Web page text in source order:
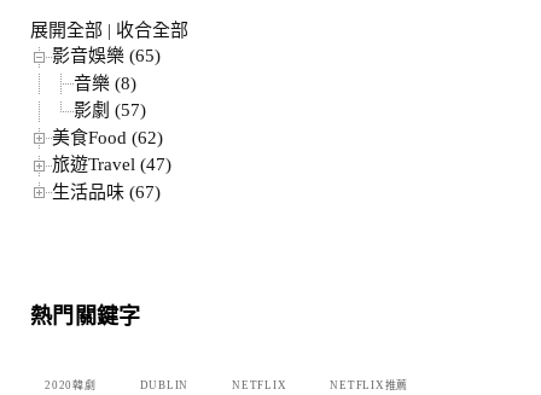
展開全部 | 收合全部
影音娛樂 (65)
音樂 (8)
影劇 (57)
美食Food (62)
旅遊Travel (47)
生活品味 (67)
熱門關鍵字
2020韓劇 DUBLIN NETFLIX NETFLIX推薦